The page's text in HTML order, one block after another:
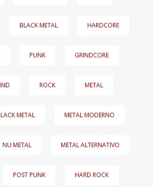
BLACK METAL HARDCORE
PUNK GRINDCORE
ROCK METAL
METAL METAL MODERNO
NU METAL METAL ALTERNATIVO
POST PUNK HARD ROCK